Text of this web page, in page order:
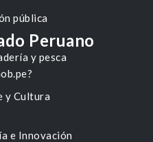
pública
y pesca
y Cultura
e Innovación
Peruano